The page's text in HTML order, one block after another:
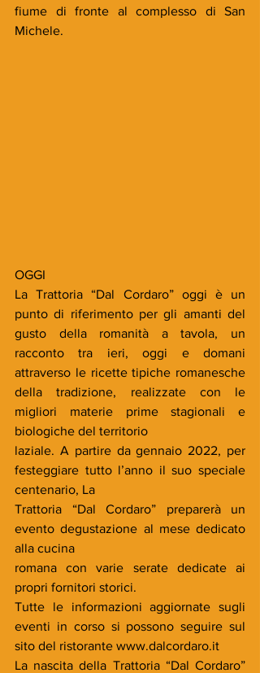
fiume di fronte al complesso di San
Michele.
OGGI
La Trattoria “Dal Cordaro” oggi è un
punto di riferimento per gli amanti del
gusto della romanità a tavola, un
racconto tra ieri, oggi e domani
attraverso le ricette tipiche romanesche
della tradizione, realizzate con le
migliori materie prime stagionali e
biologiche del territorio
laziale. A partire da gennaio 2022, per
festeggiare tutto l’anno il suo speciale
centenario, La
Trattoria “Dal Cordaro” preparerà un
evento degustazione al mese dedicato
alla cucina
romana con varie serate dedicate ai
propri fornitori storici.
Tutte le informazioni aggiornate sugli
eventi in corso si possono seguire sul
sito del ristorante www.dalcordaro.it
La nascita della Trattoria “Dal Cordaro”